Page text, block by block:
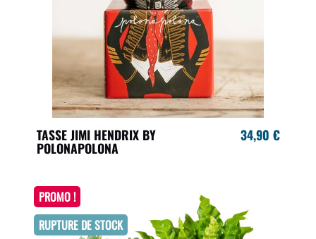
TASSE JIMI HENDRIX BY
POLONAPOLONA
34,90 €
PROMO !
RUPTURE DE STOCK